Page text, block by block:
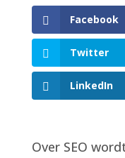
Facebook
Twitter
LinkedIn
Over SEO